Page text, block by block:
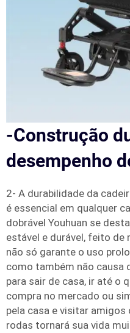
-Construção
desempenho
2- A durabilidade da
é essencial em qualquer
dobrável Youhuan se
estável e durável, feito de
não só garante o uso
como também não causa
para sair de casa, ir até o
compra no mercado ou
pela casa e visitar
rodas tornará sua vida